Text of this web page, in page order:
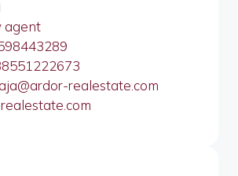
agent
realestate.com